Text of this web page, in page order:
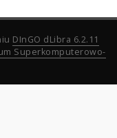
DInGO dLibra 6.2.11
Superkomputerowo-